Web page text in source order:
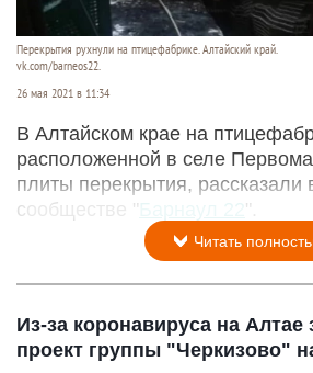
Перекрытия рухнули на птицефабрике. Алтайский край.
vk.com/barneos22.
26 мая 2021 в 11:34
В Алтайском крае на
расположенной в селе
плиты перекрытия, рассказали
сообществе "Барнаул 22 ".
Читать
Из-за коронавируса на Алтае
проект группы "Черкизово"